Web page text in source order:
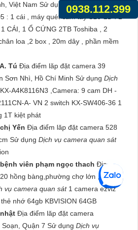
Việt Nam Sử dụngDịch vụ camera
: 1 cái , máy quét cầm tay S20-2D : 2
CÁI, 1 Ổ CỨNG 2TB Toshiba , 2
loa ,2 box , 20m dây , phần mềm
Tú Địa điểm lăp đặt camera 39
Sơn Nhì, Hồ Chí Minh Sử dụng Dịch
A4K8116N3 ,Camera: 9 cam DH -
A- VN 2 switch KX-SW406-36 1
1T kiệt phát
Yến Địa điểm lăp đặt camera 528
Sử dụng Dịch vụ camera quan sát
viên phạm ngọc thach Địa
hồng bàng,phường chợ lớn , Tp Hồ
vụ camera quan sát 1 camera ezviz
nhớ 64gb KBVISION 64GB
Địa điểm lăp đặt camera
Quận 7 Sử dụng Dịch vụ
0938.112.399